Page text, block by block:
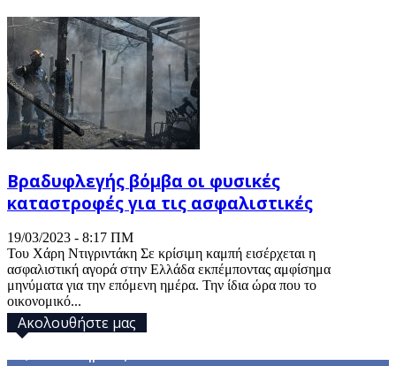
Βραδυφλεγής βόμβα οι φυσικές
καταστροφές για τις ασφαλιστικές
19/03/2023 - 8:17 ΠΜ
Του Χάρη Ντιγριντάκη Σε κρίσιμη καμπή εισέρχεται η
ασφαλιστική αγορά στην Ελλάδα εκπέμποντας αμφίσημα
μηνύματα για την επόμενη ημέρα. Την ίδια ώρα που το
οικονομικό...
Ακολουθήστε μας